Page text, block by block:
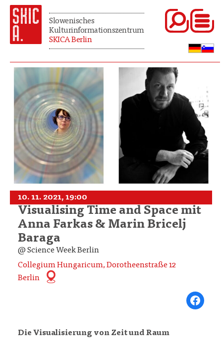
Slowenisches
Kulturinformationszentrum
SKICA Berlin
10. 11. 2021, 19:00
Visualising Time and Space mit
Anna Farkas & Marin Bricelj
Baraga
@ Science Week Berlin
Collegium Hungaricum, Dorotheenstraße 12
Berlin
Share on
Die Visualisierung von Zeit und Raum